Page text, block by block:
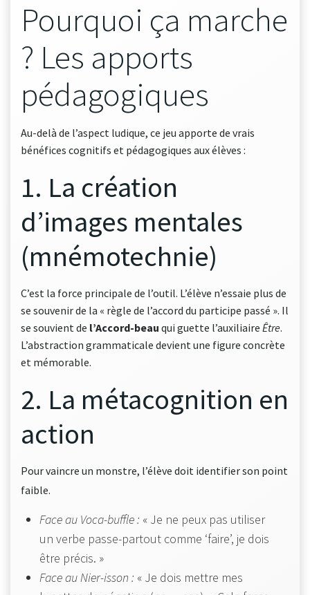
Pourquoi ça marche
? Les apports
pédagogiques
Au-delà de l’aspect ludique, ce jeu apporte de vrais
bénéfices cognitifs et pédagogiques aux élèves :
1. La création
d’images mentales
(mnémotechnie)
C’est la force principale de l’outil. L’élève n’essaie plus de
se souvenir de la « règle de l’accord du participe passé ». Il
se souvient de l’Accord-beau qui guette l’auxiliaire Être.
L’abstraction grammaticale devient une figure concrète
et mémorable.
2. La métacognition en
action
Pour vaincre un monstre, l’élève doit identifier son point
faible.
Face au Voca-buffle : « Je ne peux pas utiliser
un verbe passe-partout comme ‘faire’, je dois
être précis. »
Face au Nier-isson : « Je dois mettre mes